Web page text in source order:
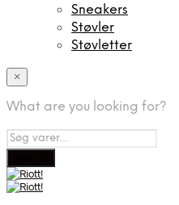
Sneakers
Støvler
Støvletter
×
What are you looking for?